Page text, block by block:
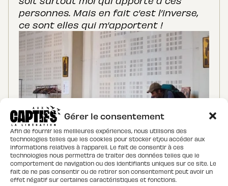
Gérer le consentement
Afin de fournir les meilleures expériences, nous utilisons des
technologies telles que les cookies pour stocker et/ou accéder aux
informations relatives à l'appareil. Le fait de consentir à ces
technologies nous permettra de traiter des données telles que le
comportement de navigation ou des identifiants uniques sur ce site. Le
fait de ne pas consentir ou de retirer son consentement peut avoir un
effet négatif sur certaines caractéristiques et fonctions.
personnes. Mais en fait c’est l’inverse,
ce sont elles qui m’apportent !